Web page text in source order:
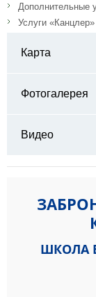
Дополнительные
Услуги
Карта
Штаты
Фотогалерея
Видео
ШКОЛА